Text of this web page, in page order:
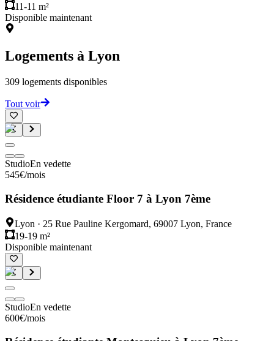
11-11 m²
Disponible maintenant
Logements à Lyon
309 logements disponibles
Tout voir
StudioEn vedette
545€/mois
Résidence étudiante Floor 7 à Lyon 7ème
Lyon · 25 Rue Pauline Kergomard, 69007 Lyon, France
19-19 m²
Disponible maintenant
StudioEn vedette
600€/mois